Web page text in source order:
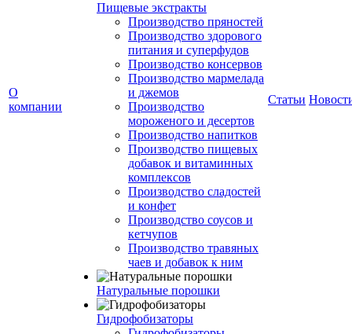
О
компании
Пищевые экстракты
Производство пряностей
Производство здорового
питания и суперфудов
Производство консервов
Производство мармелада
и джемов
Производство
мороженого и десертов
Производство напитков
Производство пищевых
добавок и витаминных
комплексов
Производство сладостей
и конфет
Производство соусов и
кетчупов
Производство травяных
чаев и добавок к ним
Натуральные порошки
Гидрофобизаторы
Статьи